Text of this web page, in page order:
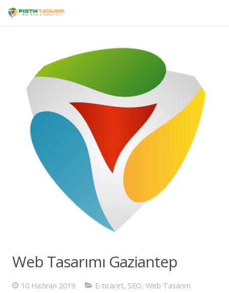
Web Tasarımı Gaziantep
10 Haziran 2019 E-ticaret, SEO, Web Tasarım